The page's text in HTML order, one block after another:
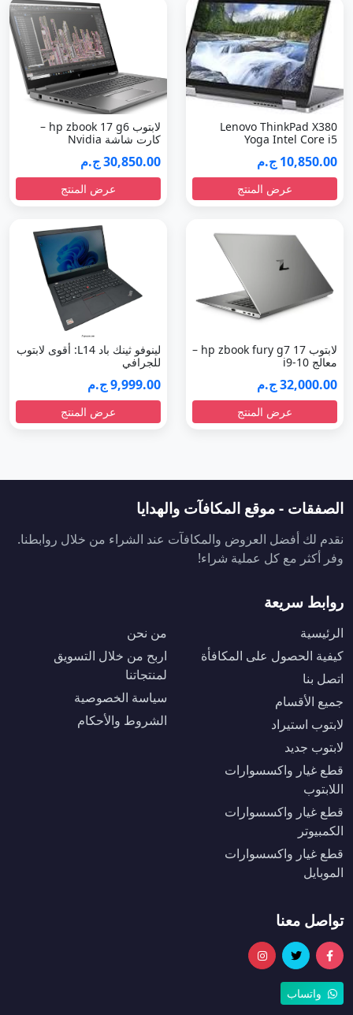
Lenovo ThinkPad X380
Yoga Intel Core i5
10,850.00 ج.م
عرض المنتج
لابتوب hp zbook 17 g6 –
كارت شاشة Nvidia
30,850.00 ج.م
عرض المنتج
لابتوب hp zbook fury g7 17 –
معالج i9-10
32,000.00 ج.م
عرض المنتج
لينوفو ثينك باد L14: أقوى لابتوب
للجرافي
9,999.00 ج.م
عرض المنتج
الصفقات - موقع المكافآت والهدايا
نقدم لك أفضل العروض والمكافآت عند الشراء من خلال روابطنا.
وفر أكثر مع كل عملية شراء!
روابط سريعة
الرئيسية
كيفية الحصول على المكافأة
اتصل بنا
جميع الأقسام
لابتوب استيراد
لابتوب جديد
قطع غيار واكسسوارات
اللابتوب
قطع غيار واكسسوارات
الكمبيوتر
قطع غيار واكسسوارات
الموبايل
من نحن
اربح من خلال التسويق
لمنتجاتنا
سياسة الخصوصية
الشروط والأحكام
تواصل معنا
واتساب